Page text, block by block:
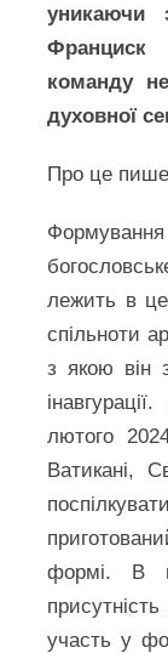
уникаючи
Франциск
команду
духовної
Про це
лежить в
спільноти
з якою він
лютого
Ватикані,
формі. В
участь у